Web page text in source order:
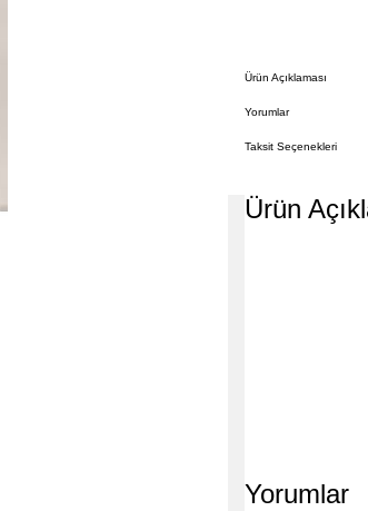
Ürün Açıklaması
Yorumlar
Taksit Seçenekleri
Ürün
Yorumlar